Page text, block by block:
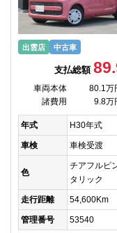
出雲店 中古車
支払総額
車両本体
80.1万
諸費用
9.8万
年式 H30年式
車検 車検受渡
色
チアフルピ
タリック
走行距離 54,600Km
管理番号 53540